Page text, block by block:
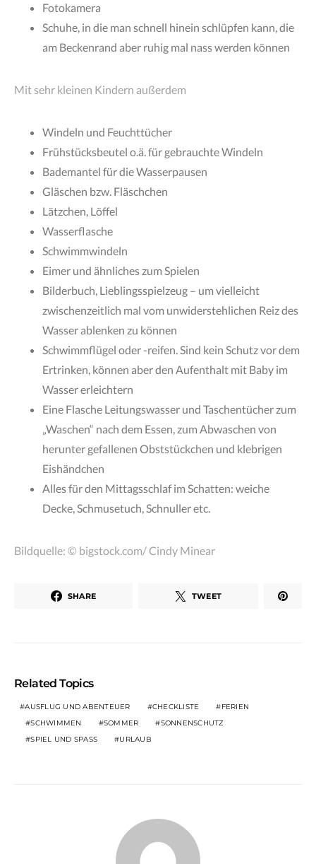
Fotokamera
Schuhe, in die man schnell hinein schlüpfen kann, die
am Beckenrand aber ruhig mal nass werden können
Mit sehr kleinen Kindern außerdem
Windeln und Feuchttücher
Frühstücksbeutel o.ä. für gebrauchte Windeln
Bademantel für die Wasserpausen
Gläschen bzw. Fläschchen
Lätzchen, Löffel
Wasserflasche
Schwimmwindeln
Eimer und ähnliches zum Spielen
Bilderbuch, Lieblingsspielzeug – um vielleicht
zwischenzeitlich mal vom unwiderstehlichen Reiz des
Wasser ablenken zu können
Schwimmflügel oder -reifen. Sind kein Schutz vor dem
Ertrinken, können aber den Aufenthalt mit Baby im
Wasser erleichtern
Eine Flasche Leitungswasser und Taschentücher zum
„Waschen“ nach dem Essen, zum Abwaschen von
herunter gefallenen Obststückchen und klebrigen
Eishändchen
Alles für den Mittagsschlaf im Schatten: weiche
Decke, Schmusetuch, Schnuller etc.
Bildquelle: © bigstock.com/ Cindy Minear
SHARE TWEET
Related Topics
AUSFLUG UND ABENTEUER CHECKLISTE
FERIEN
SCHWIMMEN
SOMMER
SONNENSCHUTZ
SPIEL UND SPASS
URLAUB